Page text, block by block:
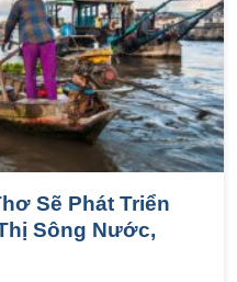
Sẽ Phát Triển
Sông Nước,